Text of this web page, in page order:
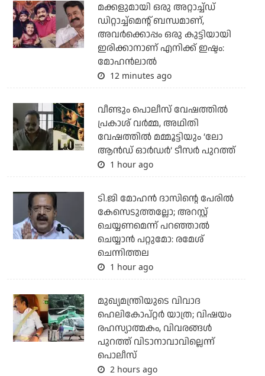
മക്കളുമായി ഒരു അറ്റാച്ച്ഡ്
ഡിറ്റാച്ച്മെന്റ് ബന്ധമാണ്,
അവർക്കൊപ്പം ഒരു കുട്ടിയായി
ഇരിക്കാനാണ് എനിക്ക് ഇഷ്ടം:
മോഹൻലാൽ
12 minutes ago
വീണ്ടും പൊലീസ് വേഷത്തിൽ
പ്രകാശ് വർമ്മ, അഥിതി
വേഷത്തിൽ മമ്മൂട്ടിയും ‘ലോ
ആൻഡ് ഓർഡർ’ ടീസർ പുറത്ത്
1 hour ago
ടി.ജി മോഹന്‍ ദാസിന്റെ പേരില്‍
കേസെടുത്തല്ലോ; അറസ്റ്റ്
ചെയ്യണമെന്ന് പറഞ്ഞാല്‍
ചെയ്യാന്‍ പറ്റുമോ: രമേശ്
ചെന്നിത്തല
1 hour ago
മുഖ്യമന്ത്രിയുടെ വിവാദ
ഹെലികോപ്റ്റര്‍ യാത്ര; വിഷയം
രഹസ്യാത്മകം, വിവരങ്ങള്‍
പുറത്ത് വിടാനാവാവില്ലെന്ന്
പൊലീസ്
2 hours ago